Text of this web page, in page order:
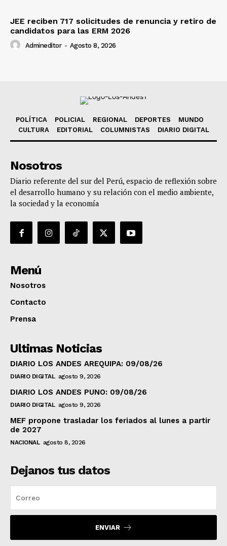
JEE reciben 717 solicitudes de renuncia y retiro de
candidatos para las ERM 2026
Admineditor - Agosto 8, 2026
POLÍTICA POLICIAL REGIONAL DEPORTES
MUNDO
CULTURA
EDITORIAL COLUMNISTAS DIARIO DIGITAL
Nosotros
Diario referente del sur del Perú, espacio de reflexión sobre
el desarrollo humano y su relación con el medio ambiente,
la sociedad y la economía
Menú
Nosotros
Contacto
Prensa
Ultimas Noticias
DIARIO LOS ANDES AREQUIPA: 09/08/26
DIARIO DIGITAL agosto 9, 2026
DIARIO LOS ANDES PUNO: 09/08/26
DIARIO DIGITAL agosto 9, 2026
MEF propone trasladar los feriados al lunes a partir
de 2027
NACIONAL agosto 8, 2026
Dejanos tus datos
ENVIAR